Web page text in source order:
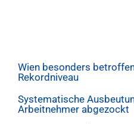
Wien besonders
Rekordniveau
Systematische
Arbeitnehmer abgezockt